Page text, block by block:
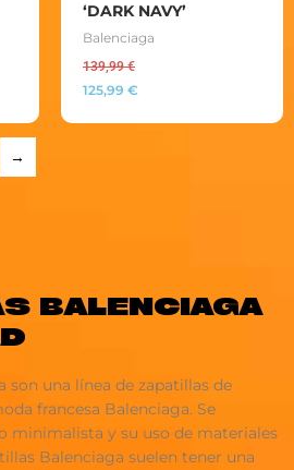
‘DARK NAVY’
Balenciaga
139,99€
125,99 €
→
BALENCIAGA
son una línea de zapatillas de
francesa Balenciaga. Se
minimalista y su uso de materiales
Balenciaga suelen tener una